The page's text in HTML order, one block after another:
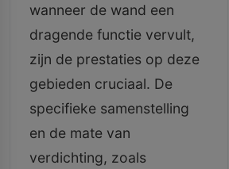
wanneer de wand een
dragende functie vervult,
zijn de prestaties op deze
gebieden cruciaal. De
specifieke samenstelling
en de mate van
verdichting, zoals